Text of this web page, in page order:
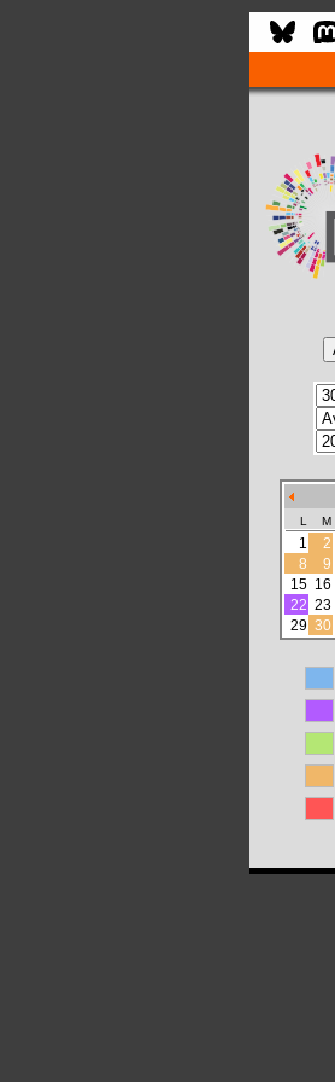
L M
1 2
8
9
15 16
22 23
29 30